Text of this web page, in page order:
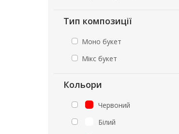
Тип композиції
Моно букет
Мікс букет
Кольори
Червоний
Білий